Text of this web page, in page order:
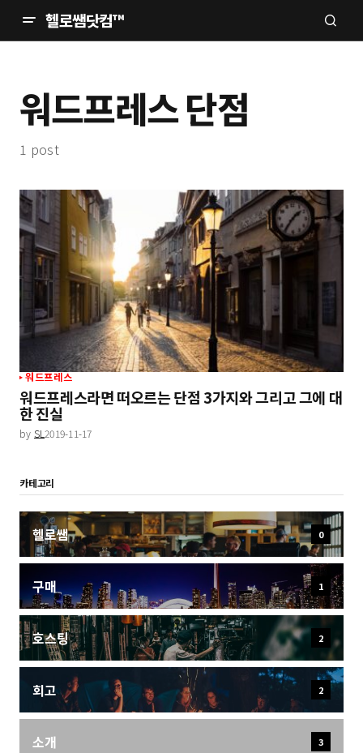
헬로쌤닷컴™
워드프레스 단점
1 post
워드프레스
워드프레스라면 떠오르는 단점 3가지와 그리고 그에 대
한 진실
by SL2019-11-17
카테고리
헬로쌤 0
구매 1
호스팅 2
회고 2
소개 3